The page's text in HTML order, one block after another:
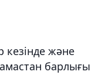
кезінде және
барлығы